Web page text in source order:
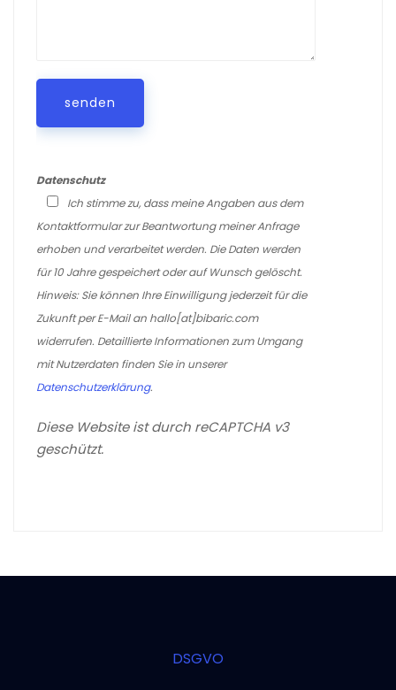
Datenschutz
Ich stimme zu, dass meine Angaben aus dem
Kontaktformular zur Beantwortung meiner Anfrage
erhoben und verarbeitet werden. Die Daten werden
für 10 Jahre gespeichert oder auf Wunsch gelöscht.
Hinweis: Sie können Ihre Einwilligung jederzeit für die
Zukunft per E-Mail an hallo[at]bibaric.com
widerrufen. Detaillierte Informationen zum Umgang
mit Nutzerdaten finden Sie in unserer
Datenschutzerklärung.
Diese Website ist durch reCAPTCHA v3
geschützt.
DSGVO